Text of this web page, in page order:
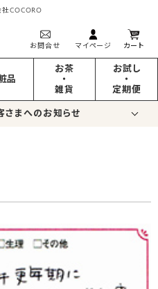
COCORO
お問合せ マイページ カート
品
お茶
・
雑貨
お試し
・
定期便
さまへのお知らせ